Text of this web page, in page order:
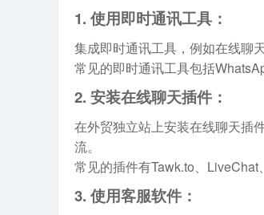
1. 使用即时通讯工具：
集成即时通讯工具，例如在线聊
常见的即时通讯工具包括
2. 安装在线聊天插件：
在外贸独立站上安装在线聊天插
流。
常见的插件有Tawk.to、LiveChat
3. 使用客服软件：